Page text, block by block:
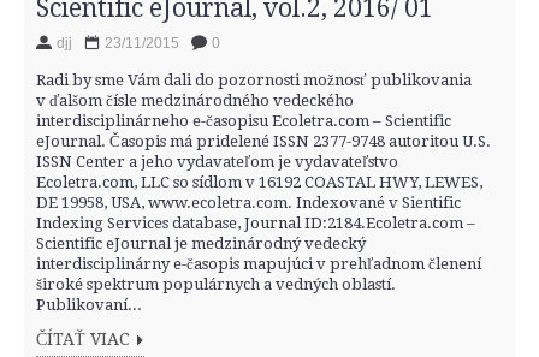
Scientific eJournal, vol.2, 2016/ 01
djj 23/11/2015 0
Radi by sme Vám dali do pozornosti možnosť publikovania
v ďalšom čísle medzinárodného vedeckého
interdisciplinárneho e-časopisu Ecoletra.com – Scientific
eJournal. Časopis má pridelené ISSN 2377-9748 autoritou U.S.
ISSN Center a jeho vydavateľom je vydavateľstvo
Ecoletra.com, LLC so sídlom v 16192 COASTAL HWY, LEWES,
DE 19958, USA, www.ecoletra.com. Indexované v Sientific
Indexing Services database, Journal ID:2184.Ecoletra.com –
Scientific eJournal je medzinárodný vedecký
interdisciplinárny e-časopis mapujúci v prehľadnom členení
široké spektrum populárnych a vedných oblastí.
Publikovaní...
ČÍTAŤ VIAC